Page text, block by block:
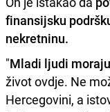
finansijsku
nekretninu.
"Mladi ljudi
život ovdje. Ne
Hercegovini, a